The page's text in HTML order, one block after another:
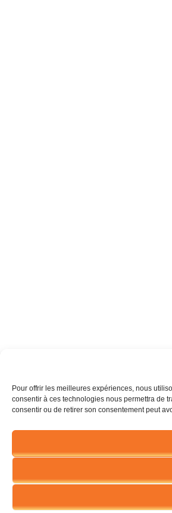
Pour offrir les meilleures expériences, nous
consentir à ces technologies nous permettra de
consentir ou de retirer son consentement peut